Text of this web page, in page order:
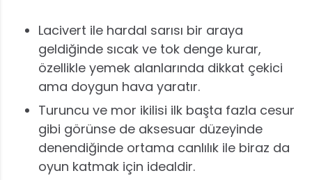
Lacivert ile hardal sarısı bir araya
geldiğinde sıcak ve tok denge kurar,
özellikle yemek alanlarında dikkat çekici
ama doygun hava yaratır.
Turuncu ve mor ikilisi ilk başta fazla cesur
gibi görünse de aksesuar düzeyinde
denendiğinde ortama canlılık ile biraz da
oyun katmak için idealdir.